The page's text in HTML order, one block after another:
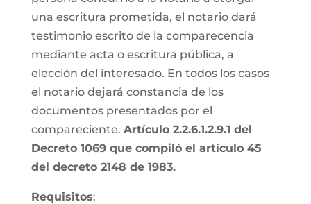
una escritura prometida, el notario dará
testimonio escrito de la comparecencia
mediante acta o escritura pública, a
elección del interesado. En todos los casos
el notario dejará constancia de los
documentos presentados por el
compareciente. Artículo 2.2.6.1.2.9.1 del
Decreto 1069 que compiló el artículo 45
del decreto 2148 de 1983.
Requisitos: